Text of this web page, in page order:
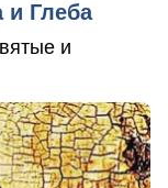
и Глеба
и